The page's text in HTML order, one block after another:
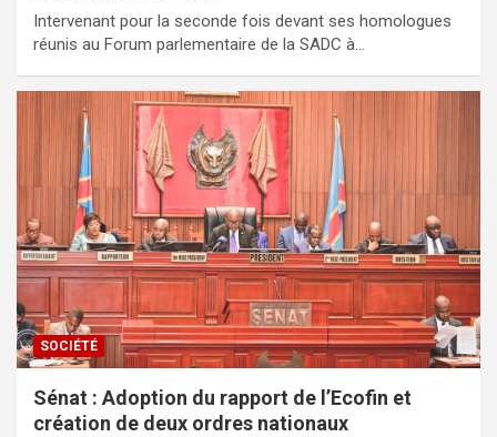
Intervenant pour la seconde fois devant ses homologues
réunis au Forum parlementaire de la SADC à…
SOCIÉTÉ
Sénat : Adoption du rapport de l’Ecofin et
création de deux ordres nationaux